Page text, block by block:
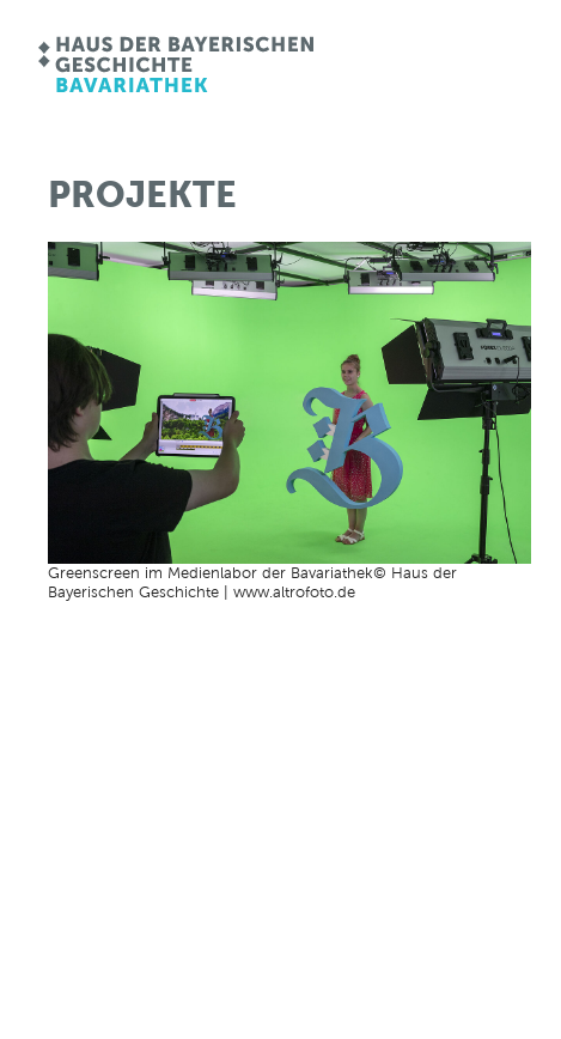
PROJEKTE
Greenscreen im Medienlabor der Bavariathek© Haus der
Bayerischen Geschichte | www.altrofoto.de